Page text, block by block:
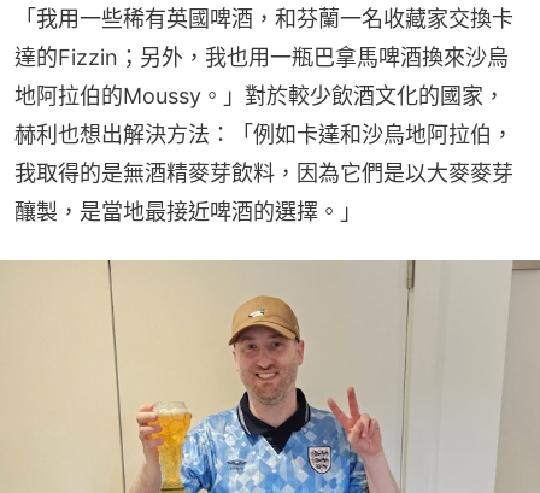
「我用一些稀有英國啤酒，和芬蘭一名收藏家交換卡
達的Fizzin；另外，我也用一瓶巴拿馬啤酒換來沙烏
地阿拉伯的Moussy。」對於較少飲酒文化的國家，
赫利也想出解決方法：「例如卡達和沙烏地阿拉伯，
我取得的是無酒精麥芽飲料，因為它們是以大麥麥芽
釀製，是當地最接近啤酒的選擇。」